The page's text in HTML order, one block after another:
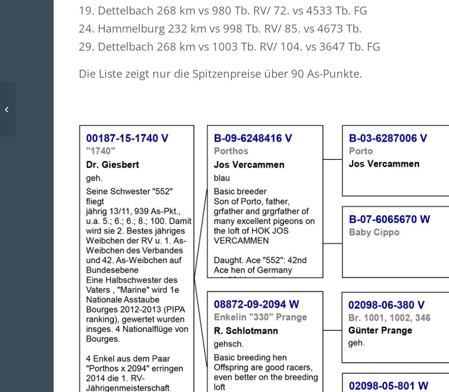
19. Dettelbach 268 km vs 980 Tb. RV/ 72. vs 4533 Tb. FG
24. Hammelburg 232 km vs 998 Tb. RV/ 85. vs 4673 Tb.
29. Dettelbach 268 km vs 1003 Tb. RV/ 104. vs 3647 Tb. FG
Die Liste zeigt nur die Spitzenpreise über 90 As-Punkte.